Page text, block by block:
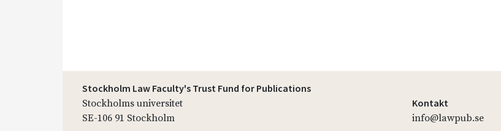
Stockholm Law Faculty's Trust Fund for Publications
Stockholms universitet
SE-106 91 Stockholm
Kontakt
info@lawpub.se